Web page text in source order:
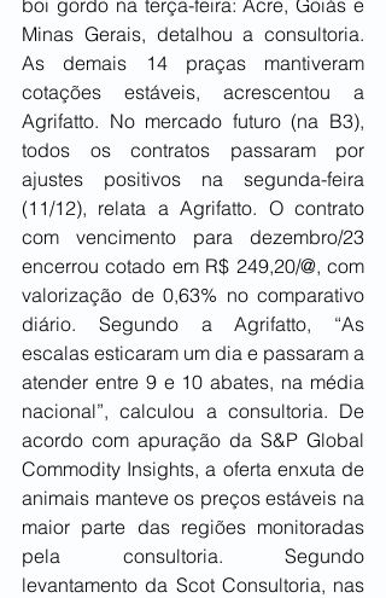
boi gordo na terça-feira: Acre, Goiás e
Minas Gerais, detalhou a consultoria.
As demais 14 praças mantiveram
cotações estáveis, acrescentou a
Agrifatto. No mercado futuro (na B3),
todos os contratos passaram por
ajustes positivos na segunda-feira
(11/12), relata a Agrifatto. O contrato
com vencimento para dezembro/23
encerrou cotado em R$ 249,20/@, com
valorização de 0,63% no comparativo
diário. Segundo a Agrifatto, “As
escalas esticaram um dia e passaram a
atender entre 9 e 10 abates, na média
nacional”, calculou a consultoria. De
acordo com apuração da S&P Global
Commodity Insights, a oferta enxuta de
animais manteve os preços estáveis na
maior parte das regiões monitoradas
pela consultoria. Segundo
levantamento da Scot Consultoria, nas